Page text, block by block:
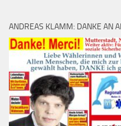
ANDREAS KLAMM: DANKE AN